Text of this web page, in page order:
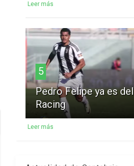
Leer más
5
Pedro Felipe ya es del
Racing
Leer más